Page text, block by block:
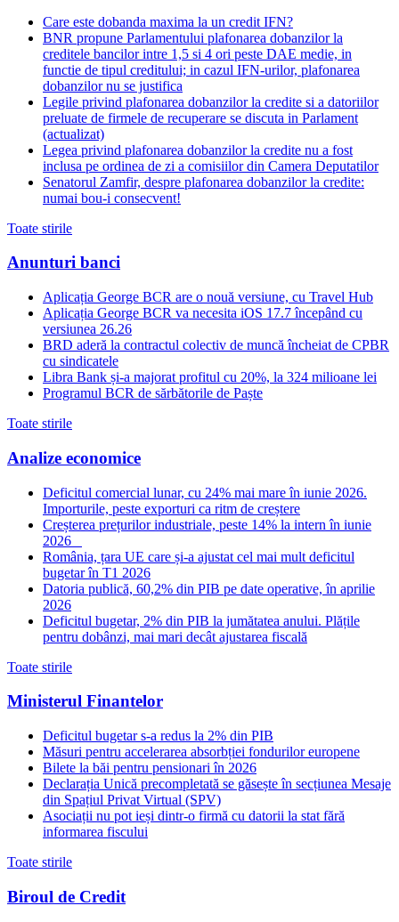
Care este dobanda maxima la un credit IFN?
BNR propune Parlamentului plafonarea dobanzilor la
creditele bancilor intre 1,5 si 4 ori peste DAE medie, in
functie de tipul creditului; in cazul IFN-urilor, plafonarea
dobanzilor nu se justifica
Legile privind plafonarea dobanzilor la credite si a datoriilor
preluate de firmele de recuperare se discuta in Parlament
(actualizat)
Legea privind plafonarea dobanzilor la credite nu a fost
inclusa pe ordinea de zi a comisiilor din Camera Deputatilor
Senatorul Zamfir, despre plafonarea dobanzilor la credite:
numai bou-i consecvent!
Toate stirile
Anunturi banci
Aplicația George BCR are o nouă versiune, cu Travel Hub
Aplicația George BCR va necesita iOS 17.7 începând cu
versiunea 26.26
BRD aderă la contractul colectiv de muncă încheiat de CPBR
cu sindicatele
Libra Bank și-a majorat profitul cu 20%, la 324 milioane lei
Programul BCR de sărbătorile de Paște
Toate stirile
Analize economice
Deficitul comercial lunar, cu 24% mai mare în iunie 2026.
Importurile, peste exporturi ca ritm de creștere
Creșterea prețurilor industriale, peste 14% la intern în iunie
2026
România, țara UE care și-a ajustat cel mai mult deficitul
bugetar în T1 2026
Datoria publică, 60,2% din PIB pe date operative, în aprilie
2026
Deficitul bugetar, 2% din PIB la jumătatea anului. Plățile
pentru dobânzi, mai mari decât ajustarea fiscală
Toate stirile
Ministerul Finantelor
Deficitul bugetar s-a redus la 2% din PIB
Măsuri pentru accelerarea absorbției fondurilor europene
Bilete la băi pentru pensionari în 2026
Declarația Unică precompletată se găsește în secțiunea Mesaje
din Spațiul Privat Virtual (SPV)
Asociații nu pot ieși dintr-o firmă cu datorii la stat fără
informarea fiscului
Toate stirile
Biroul de Credit